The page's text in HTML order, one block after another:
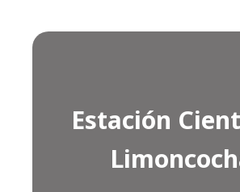
Estación
¿Cómo